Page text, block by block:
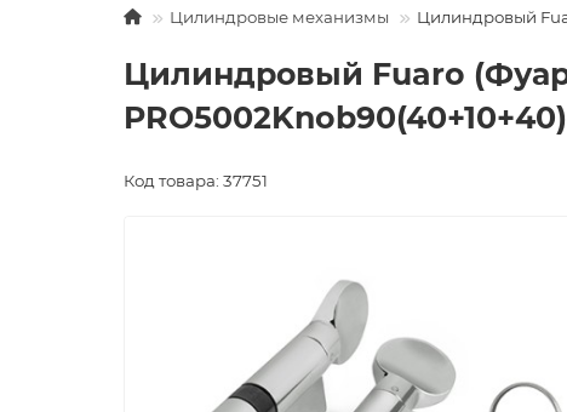
Цилиндровые механизмы Цилиндровый
Цилиндровый Fuaro
Код товара: 37751